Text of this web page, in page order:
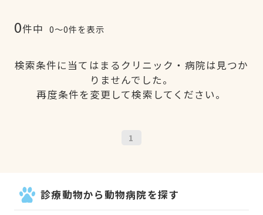
0件中 0〜0件を表示
検索条件に当てはまるクリニック・病院は見つか
りませんでした。
再度条件を変更して検索してください。
1
診療動物から動物病院を探す